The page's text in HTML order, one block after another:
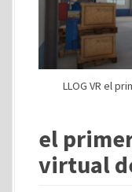
LLOG VR el
el
virtual